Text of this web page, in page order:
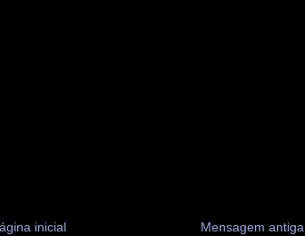
Mensagem antiga
inicial